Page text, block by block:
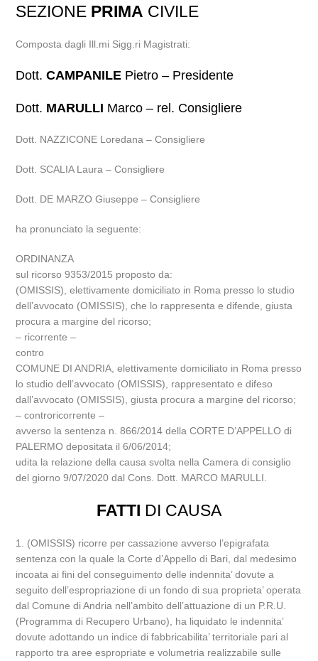
SEZIONE PRIMA CIVILE
Composta dagli Ill.mi Sigg.ri Magistrati:
Dott.CAMPANILE Pietro – Presidente
Dott. MARULLI Marco – rel. Consigliere
Dott. NAZZICONE Loredana – Consigliere
Dott. SCALIA Laura – Consigliere
Dott. DE MARZO Giuseppe – Consigliere
ha pronunciato la seguente:
ORDINANZA
sul ricorso 9353/2015 proposto da:
(OMISSIS), elettivamente domiciliato in Roma presso lo studio
dell’avvocato (OMISSIS), che lo rappresenta e difende, giusta
procura a margine del ricorso;
– ricorrente –
contro
COMUNE DI ANDRIA, elettivamente domiciliato in Roma presso
lo studio dell’avvocato (OMISSIS), rappresentato e difeso
dall’avvocato (OMISSIS), giusta procura a margine del ricorso;
– controricorrente –
avverso la sentenza n. 866/2014 della CORTE D’APPELLO di
PALERMO depositata il 6/06/2014;
udita la relazione della causa svolta nella Camera di consiglio
del giorno 9/07/2020 dal Cons. Dott. MARCO MARULLI.
FATTI DI CAUSA
1. (OMISSIS) ricorre per cassazione avverso l’epigrafata
sentenza con la quale la Corte d’Appello di Bari, dal medesimo
incoata ai fini del conseguimento delle indennita’ dovute a
seguito dell’espropriazione di un fondo di sua proprieta’ operata
dal Comune di Andria nell’ambito dell’attuazione di un P.R.U.
(Programma di Recupero Urbano), ha liquidato le indennita’
dovute adottando un indice di fabbricabilita’ territoriale pari al
rapporto tra aree espropriate e volumetria realizzabile sulle